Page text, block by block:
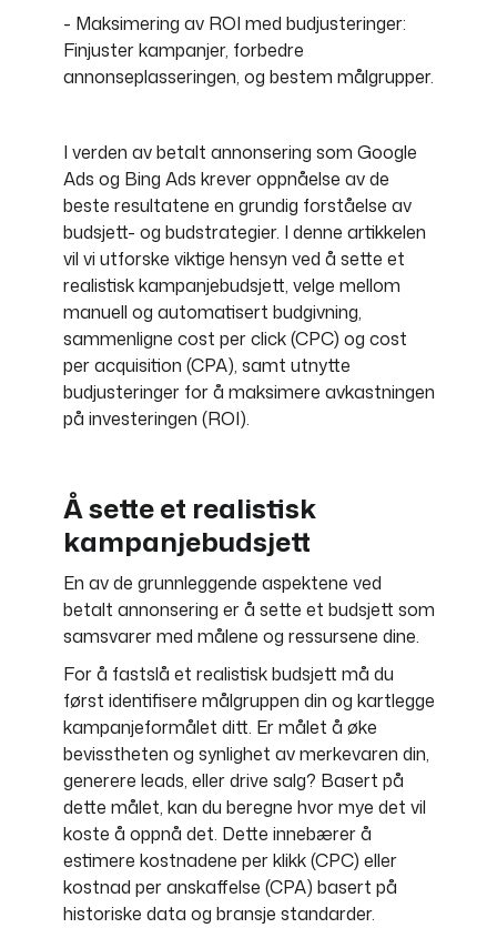
- Maksimering av ROI med budjusteringer:
Finjuster kampanjer, forbedre
annonseplasseringen, og bestem målgrupper.
I verden av betalt annonsering som Google
Ads og Bing Ads krever oppnåelse av de
beste resultatene en grundig forståelse av
budsjett- og budstrategier. I denne artikkelen
vil vi utforske viktige hensyn ved å sette et
realistisk kampanjebudsjett, velge mellom
manuell og automatisert budgivning,
sammenligne cost per click (CPC) og cost
per acquisition (CPA), samt utnytte
budjusteringer for å maksimere avkastningen
på investeringen (ROI).
Å sette et realistisk
kampanjebudsjett
En av de grunnleggende aspektene ved
betalt annonsering er å sette et budsjett som
samsvarer med målene og ressursene dine.
For å fastslå et realistisk budsjett må du
først identifisere målgruppen din og kartlegge
kampanjeformålet ditt. Er målet å øke
bevisstheten og synlighet av merkevaren din,
generere leads, eller drive salg? Basert på
dette målet, kan du beregne hvor mye det vil
koste å oppnå det. Dette innebærer å
estimere kostnadene per klikk (CPC) eller
kostnad per anskaffelse (CPA) basert på
historiske data og bransje standarder.